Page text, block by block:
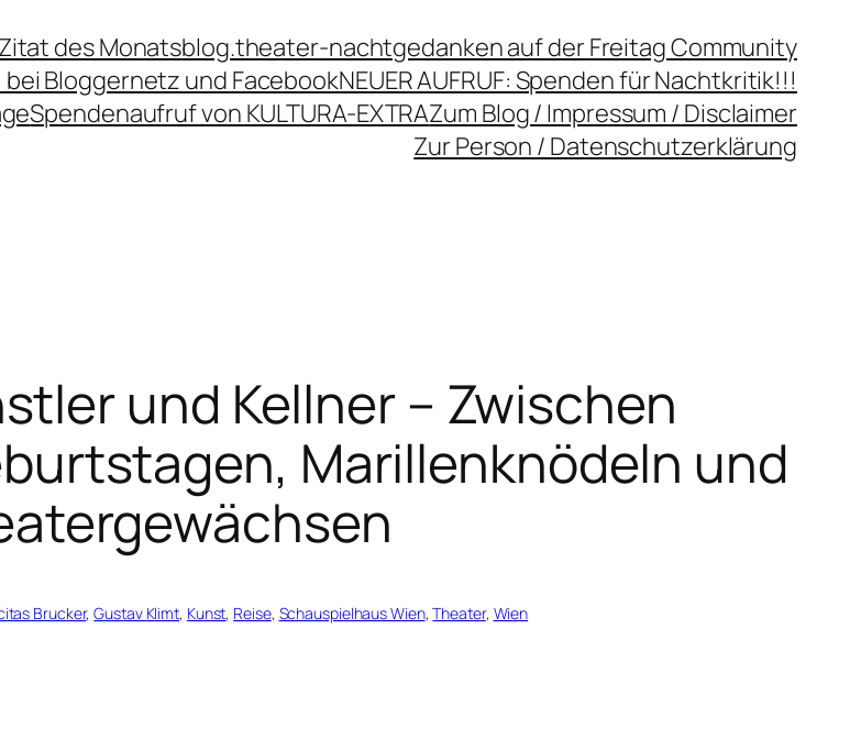
des Monatsblog.theater-nachtgedanken auf der Freitag Community
bei Bloggernetz und FacebookNEUER AUFRUF: Spenden für Nachtkritik!!!
Spendenaufruf von KULTURA-EXTRAZum Blog / Impressum / Disclaimer
Zur Person / Datenschutzerklärung
und Kellner – Zwischen
Marillenknödeln und
Brucker, Gustav Klimt, Kunst, Reise, Schauspielhaus Wien, Theater, Wien